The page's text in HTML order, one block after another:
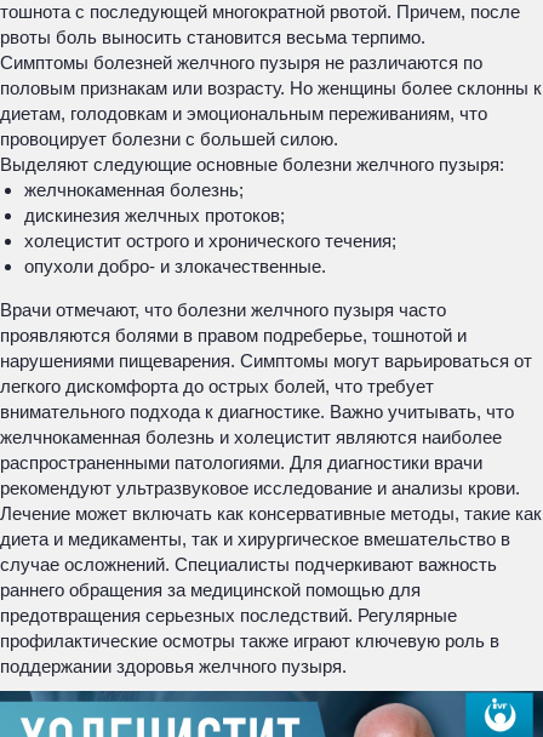
тошнота с последующей многократной рвотой. Причем, после
рвоты боль выносить становится весьма терпимо.
Симптомы болезней желчного пузыря не различаются по
половым признакам или возрасту. Но женщины более склонны к
диетам, голодовкам и эмоциональным переживаниям, что
провоцирует болезни с большей силою.
Выделяют следующие основные болезни желчного пузыря:
желчнокаменная болезнь;
дискинезия желчных протоков;
холецистит острого и хронического течения;
опухоли добро- и злокачественные.
Врачи отмечают, что болезни желчного пузыря часто
проявляются болями в правом подреберье, тошнотой и
нарушениями пищеварения. Симптомы могут варьироваться от
легкого дискомфорта до острых болей, что требует
внимательного подхода к диагностике. Важно учитывать, что
желчнокаменная болезнь и холецистит являются наиболее
распространенными патологиями. Для диагностики врачи
рекомендуют ультразвуковое исследование и анализы крови.
Лечение может включать как консервативные методы, такие как
диета и медикаменты, так и хирургическое вмешательство в
случае осложнений. Специалисты подчеркивают важность
раннего обращения за медицинской помощью для
предотвращения серьезных последствий. Регулярные
профилактические осмотры также играют ключевую роль в
поддержании здоровья желчного пузыря.